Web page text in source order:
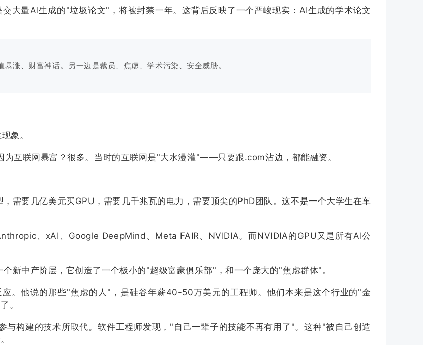
大量AI生成的"垃圾论文"，将被封禁一年。这背后反映了一个严峻现实：AI生成的学术论文
涨、财富神话。另一边是裁员、焦虑、学术污染、安全威胁。
象。
互联网暴富？很多。当时的互联网是"大水漫灌"——只要跟.com沾边，都能融资。
需要几亿美元买GPU，需要几千兆瓦的电力，需要顶尖的PhD团队。这不是一个大学生在车
、xAI、Google DeepMind、Meta FAIR、NVIDIA。而NVIDIA的GPU又是所有AI公
新中产阶层，它创造了一个极小的"超级富豪俱乐部"，和一个庞大的"焦虑群体"。
。他说的那些"焦虑的人"，是硅谷年薪40-50万美元的工程师。他们本来是这个行业的"金
。
构建的技术所取代。软件工程师发现，"自己一辈子的技能不再有用了"。这种"被自己创造